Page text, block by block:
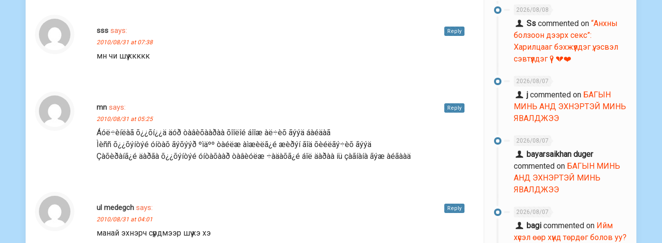
sss says:
2010/08/31 at 07:38
мн чи шүү.ккккк
Reply
mn says:
2010/08/31 at 05:25
Áóë÷èíëàã õ¿¿õí¿¿ä äóð òàâèõààðàà õîîëîé áîîæ àë÷èõ ãýýä áàéäàã
Ìèññ õ¿¿õýíòýé óíòàõ ãýõýýð ºìäºº òàéëæ àìæèëã¿é æèðýí ãîä õèéëãý÷èõ ãýýä
Çàõèðàíã¿é äàðãà õ¿¿õýíòýé óíòàõààð òàâèóëæ ÷àäàõã¿é áîë äàðàà íü çàãíàíà ãýæ àéãààä
Reply
ul medegch says:
2010/08/31 at 04:01
манай эхнэрч сүрдмээр шүү хэ хэ
Reply
2026/08/08
Ss commented on“Анхны
болзоон дээрх секс”:
Харилцааг бэхжүүлдэг үү, эсвэл
сэвтүүлдэг үү? 💔❤️
2026/08/07
j commented on БАГЫН
МИНЬ АНД ЭХНЭРТЭЙ МИНЬ
ЯВАЛДЖЭЭ
2026/08/07
bayarsaikhan duger
commented on БАГЫН МИНЬ
АНД ЭХНЭРТЭЙ МИНЬ
ЯВАЛДЖЭЭ
2026/08/07
bagi commented on Ийм
хүсэл өөр хүнд төрдөг болов уу?